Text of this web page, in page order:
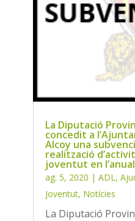
La Diputació
concedit a
Alcoy una
realització
joventut en
ag. 5, 2020 | ADL ,
Joventut, Notícies
La Diputació